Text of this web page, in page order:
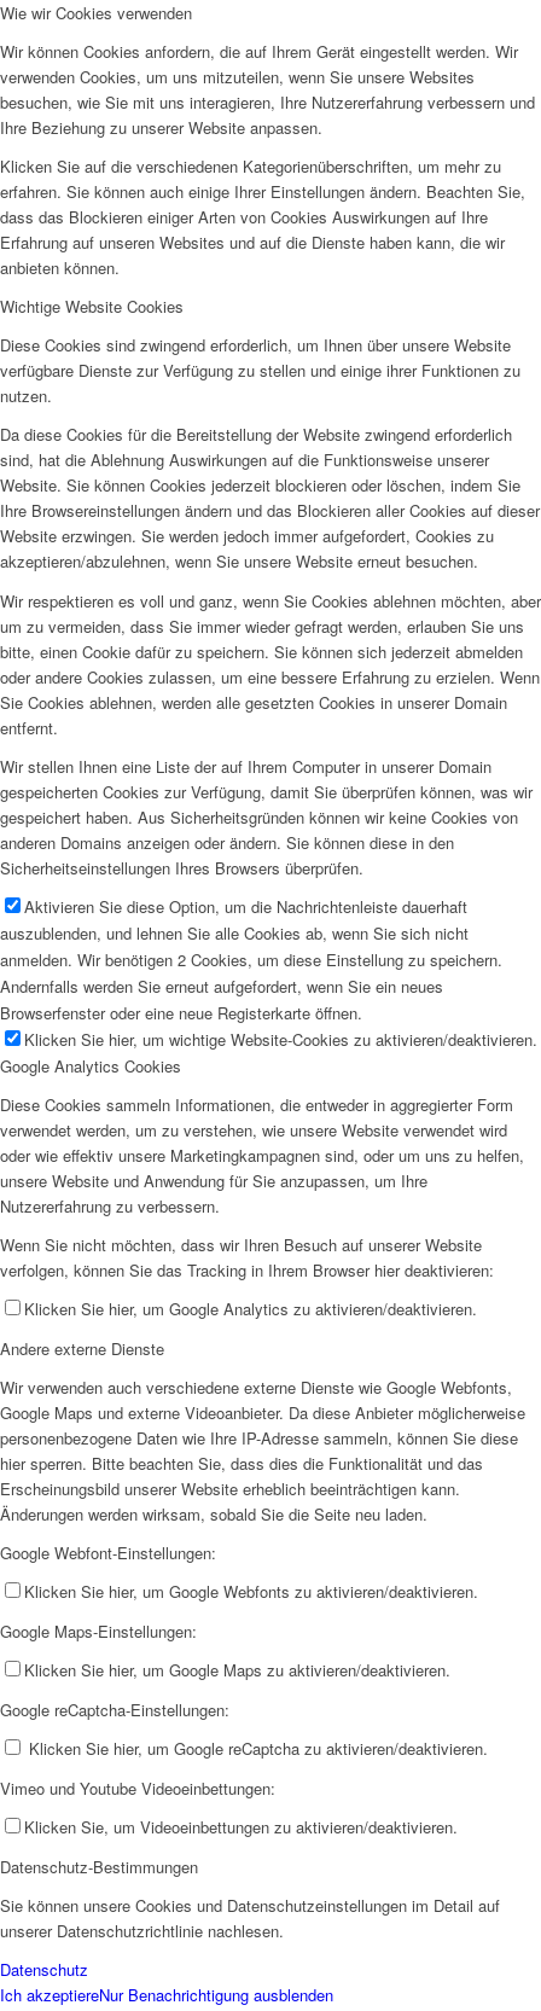
Wie wir Cookies verwenden
Wir können Cookies anfordern, die auf Ihrem Gerät eingestellt werden. Wir
verwenden Cookies, um uns mitzuteilen, wenn Sie unsere Websites
besuchen, wie Sie mit uns interagieren, Ihre Nutzererfahrung verbessern und
Ihre Beziehung zu unserer Website anpassen.
Klicken Sie auf die verschiedenen Kategorienüberschriften, um mehr zu
erfahren. Sie können auch einige Ihrer Einstellungen ändern. Beachten Sie,
dass das Blockieren einiger Arten von Cookies Auswirkungen auf Ihre
Erfahrung auf unseren Websites und auf die Dienste haben kann, die wir
anbieten können.
Wichtige Website Cookies
Diese Cookies sind zwingend erforderlich, um Ihnen über unsere Website
verfügbare Dienste zur Verfügung zu stellen und einige ihrer Funktionen zu
nutzen.
Da diese Cookies für die Bereitstellung der Website zwingend erforderlich
sind, hat die Ablehnung Auswirkungen auf die Funktionsweise unserer
Website. Sie können Cookies jederzeit blockieren oder löschen, indem Sie
Ihre Browsereinstellungen ändern und das Blockieren aller Cookies auf dieser
Website erzwingen. Sie werden jedoch immer aufgefordert, Cookies zu
akzeptieren/abzulehnen, wenn Sie unsere Website erneut besuchen.
Wir respektieren es voll und ganz, wenn Sie Cookies ablehnen möchten, aber
um zu vermeiden, dass Sie immer wieder gefragt werden, erlauben Sie uns
bitte, einen Cookie dafür zu speichern. Sie können sich jederzeit abmelden
oder andere Cookies zulassen, um eine bessere Erfahrung zu erzielen. Wenn
Sie Cookies ablehnen, werden alle gesetzten Cookies in unserer Domain
entfernt.
Wir stellen Ihnen eine Liste der auf Ihrem Computer in unserer Domain
gespeicherten Cookies zur Verfügung, damit Sie überprüfen können, was wir
gespeichert haben. Aus Sicherheitsgründen können wir keine Cookies von
anderen Domains anzeigen oder ändern. Sie können diese in den
Sicherheitseinstellungen Ihres Browsers überprüfen.
Aktivieren Sie diese Option, um die Nachrichtenleiste dauerhaft
auszublenden, und lehnen Sie alle Cookies ab, wenn Sie sich nicht
anmelden. Wir benötigen 2 Cookies, um diese Einstellung zu speichern.
Andernfalls werden Sie erneut aufgefordert, wenn Sie ein neues
Browserfenster oder eine neue Registerkarte öffnen.
Klicken Sie hier, um wichtige Website-Cookies zu aktivieren/deaktivieren.
Google Analytics Cookies
Diese Cookies sammeln Informationen, die entweder in aggregierter Form
verwendet werden, um zu verstehen, wie unsere Website verwendet wird
oder wie effektiv unsere Marketingkampagnen sind, oder um uns zu helfen,
unsere Website und Anwendung für Sie anzupassen, um Ihre
Nutzererfahrung zu verbessern.
Wenn Sie nicht möchten, dass wir Ihren Besuch auf unserer Website
verfolgen, können Sie das Tracking in Ihrem Browser hier deaktivieren:
Klicken Sie hier, um Google Analytics zu aktivieren/deaktivieren.
Andere externe Dienste
Wir verwenden auch verschiedene externe Dienste wie Google Webfonts,
Google Maps und externe Videoanbieter. Da diese Anbieter möglicherweise
personenbezogene Daten wie Ihre IP-Adresse sammeln, können Sie diese
hier sperren. Bitte beachten Sie, dass dies die Funktionalität und das
Erscheinungsbild unserer Website erheblich beeinträchtigen kann.
Änderungen werden wirksam, sobald Sie die Seite neu laden.
Google Webfont-Einstellungen:
Klicken Sie hier, um Google Webfonts zu aktivieren/deaktivieren.
Google Maps-Einstellungen:
Klicken Sie hier, um Google Maps zu aktivieren/deaktivieren.
Google reCaptcha-Einstellungen:
Klicken Sie hier, um Google reCaptcha zu aktivieren/deaktivieren.
Vimeo und Youtube Videoeinbettungen:
Klicken Sie, um Videoeinbettungen zu aktivieren/deaktivieren.
Datenschutz-Bestimmungen
Sie können unsere Cookies und Datenschutzeinstellungen im Detail auf
unserer Datenschutzrichtlinie nachlesen.
Datenschutz
Ich akzeptiereNur Benachrichtigung ausblenden